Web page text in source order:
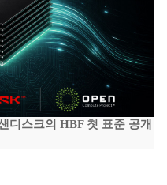
디스크의 HBF 첫 표준 공개